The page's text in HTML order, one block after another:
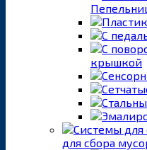
крышкой
для сбора